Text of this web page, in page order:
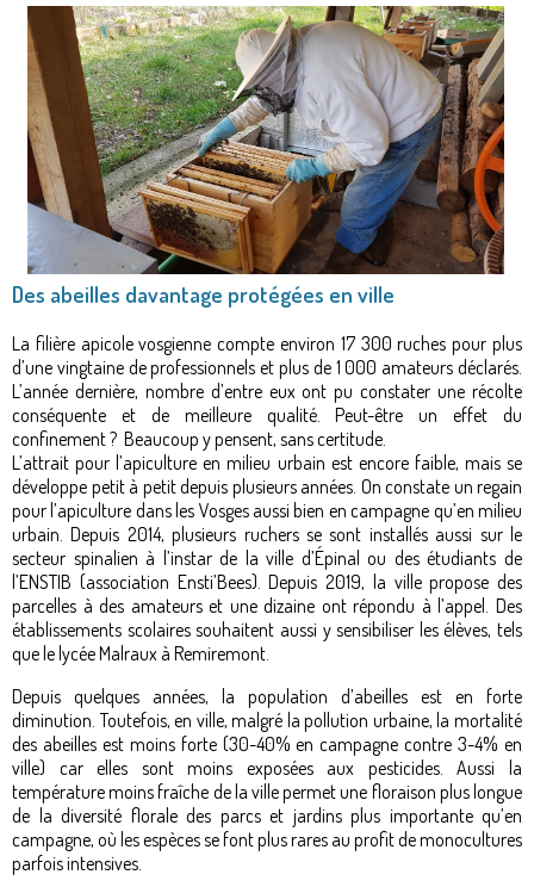
Des abeilles davantage protégées en ville
La filière apicole vosgienne compte environ 17 300 ruches pour plus
d’une vingtaine de professionnels et plus de 1 000 amateurs déclarés.
L’année dernière, nombre d’entre eux ont pu constater une récolte
conséquente et de meilleure qualité. Peut-être un effet du
confinement ? Beaucoup y pensent, sans certitude.
L’attrait pour l’apiculture en milieu urbain est encore faible, mais se
développe petit à petit depuis plusieurs années. On constate un regain
pour l’apiculture dans les Vosges aussi bien en campagne qu’en milieu
urbain. Depuis 2014, plusieurs ruchers se sont installés aussi sur le
secteur spinalien à l’instar de la ville d’Épinal ou des étudiants de
l’ENSTIB (association Ensti’Bees). Depuis 2019, la ville propose des
parcelles à des amateurs et une dizaine ont répondu à l’appel. Des
établissements scolaires souhaitent aussi y sensibiliser les élèves, tels
que le lycée Malraux à Remiremont.
Depuis quelques années, la population d’abeilles est en forte
diminution. Toutefois, en ville, malgré la pollution urbaine, la mortalité
des abeilles est moins forte (30-40% en campagne contre 3-4% en
ville) car elles sont moins exposées aux pesticides. Aussi la
température moins fraîche de la ville permet une floraison plus longue
de la diversité florale des parcs et jardins plus importante qu’en
campagne, où les espèces se font plus rares au profit de monocultures
parfois intensives.